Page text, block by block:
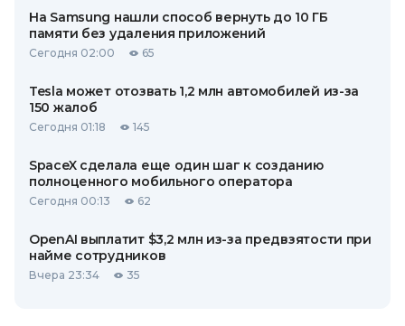
На Samsung нашли способ вернуть до 10 ГБ
памяти без удаления приложений
Сегодня 02:00 65
Tesla может отозвать 1,2 млн автомобилей из-за
150 жалоб
Сегодня 01:18 145
SpaceX сделала еще один шаг к созданию
полноценного мобильного оператора
Сегодня 00:13 62
OpenAI выплатит $3,2 млн из-за предвзятости при
найме сотрудников
Вчера 23:34 35